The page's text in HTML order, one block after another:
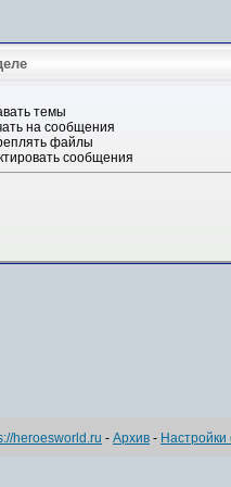
темы
на сообщения
файлы
сообщения
heroesworld.ru - Архив - Настройки